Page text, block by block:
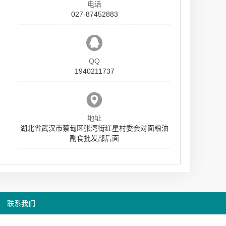
电话
027-87452883
QQ
1940211737
地址
湖北省武汉市蔡甸区张湾街红星村委会对面粮油
副食批发部后面
联系我们